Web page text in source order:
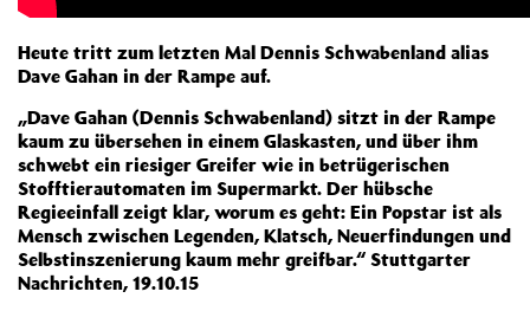
Heute tritt zum letzten Mal Dennis Schwabenland alias
Dave Gahan in der Rampe auf.
„Dave Gahan (Dennis Schwabenland) sitzt in der Rampe
kaum zu übersehen in einem Glaskasten, und über ihm
schwebt ein riesiger Greifer wie in betrügerischen
Stofftierautomaten im Supermarkt. Der hübsche
Regieeinfall zeigt klar, worum es geht: Ein Popstar ist als
Mensch zwischen Legenden, Klatsch, Neuerfindungen und
Selbstinszenierung kaum mehr greifbar.“ Stuttgarter
Nachrichten, 19.10.15